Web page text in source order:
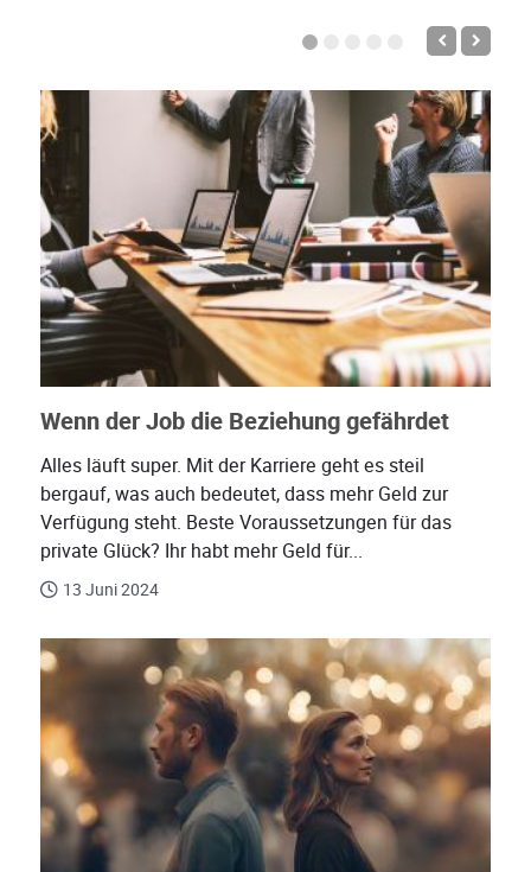
Wenn der Job die Beziehung gefährdet
Alles läuft super. Mit der Karriere geht es steil
bergauf, was auch bedeutet, dass mehr Geld zur
Verfügung steht. Beste Voraussetzungen für das
private Glück? Ihr habt mehr Geld für...
13 Juni 2024